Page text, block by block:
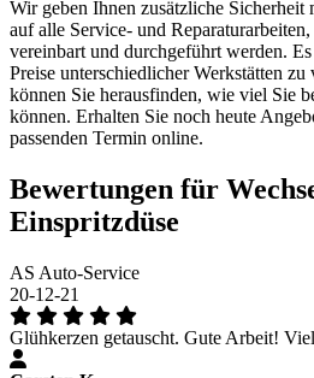
Wir geben Ihnen zusätzliche Sicherheit
auf alle Service- und
vereinbart und durchgeführt werden.
Preise unterschiedlicher Werkstätten
können Sie herausfinden, wie viel Sie
können. Erhalten Sie noch heute
passenden Termin online.
Bewertungen für
Einspritzdüse
AS Auto-Service
20-12-21
Glühkerzen getauscht. Gute Arbeit!